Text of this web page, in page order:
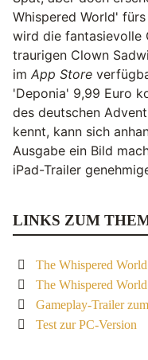
Whispered World'
wird die fantasievolle
traurigen Clown
im App Store
'Deponia' 9,99 Euro
des deutschen
kennt, kann sich
Ausgabe ein Bild
iPad-Trailer
LINKS ZUM
The Whispered World
The Whispered
Gameplay-Trailer
Test zur PC-Version